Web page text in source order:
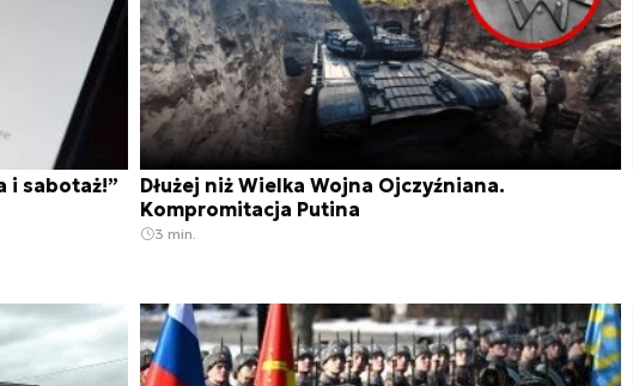
i sabotaż!”
Dłużej niż Wielka Wojna Ojczyźniana.
Kompromitacja Putina
3 min.